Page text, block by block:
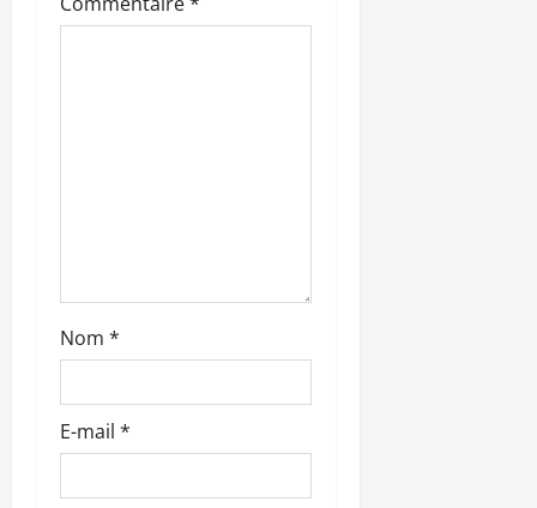
l
e
Nom *
E-mail *